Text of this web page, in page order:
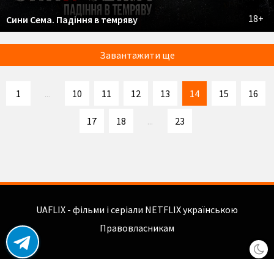
18+
Сини Сема. Падіння в темряву
Завантажити ще
1 ... 10 11 12 13 14 15 16
17 18 ... 23
UAFLIX - фільми і серіали NETFLIX українською
Правовласникам